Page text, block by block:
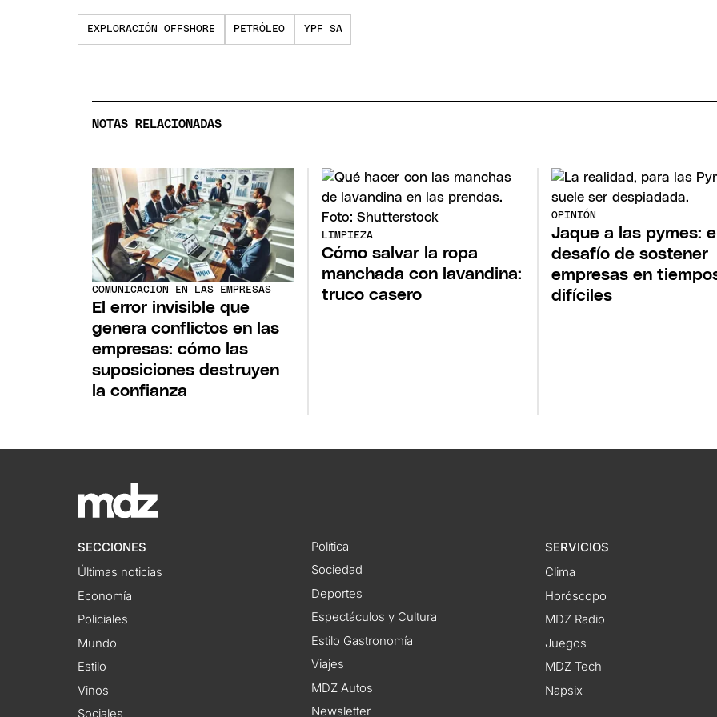
EXPLORACIÓN OFFSHORE PETRÓLEO YPF SA
NOTAS RELACIONADAS
COMUNICACION EN LAS EMPRESAS
El error invisible que
genera conflictos en las
empresas: cómo las
suposiciones destruyen
la confianza
LIMPIEZA
Cómo salvar la ropa
manchada con lavandina:
truco casero
OPINIÓN
Jaque a las pymes:
desafío de sostener
empresas en
difíciles
SECCIONES
Últimas noticias
Economía
Policiales
Mundo
Estilo
Vinos
Sociales
Política
Sociedad
Deportes
Espectáculos y Cultura
Estilo Gastronomía
Viajes
MDZ Autos
Newsletter
SERVICIOS
Clima
Horóscopo
MDZ Radio
Juegos
MDZ Tech
Napsix